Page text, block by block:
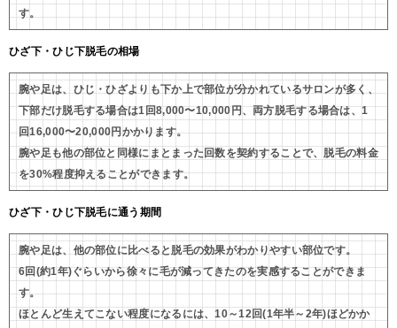
す。
ひざ下・ひじ下脱毛の相場
腕や足は、ひじ・ひざよりも下か上で部位が分かれているサロンが多く、
下部だけ脱毛する場合は1回8,000〜10,000円、両方脱毛する場合は、1
回16,000〜20,000円かかります。
腕や足も他の部位と同様にまとまった回数を契約することで、脱毛の料金
を30%程度抑えることができます。
ひざ下・ひじ下脱毛に通う期間
腕や足は、他の部位に比べると脱毛の効果がわかりやすい部位です。
6回(約1年)ぐらいから徐々に毛が減ってきたのを実感することができま
す。
ほとんど生えてこない程度になるには、10～12回(1年半～2年)ほどかか